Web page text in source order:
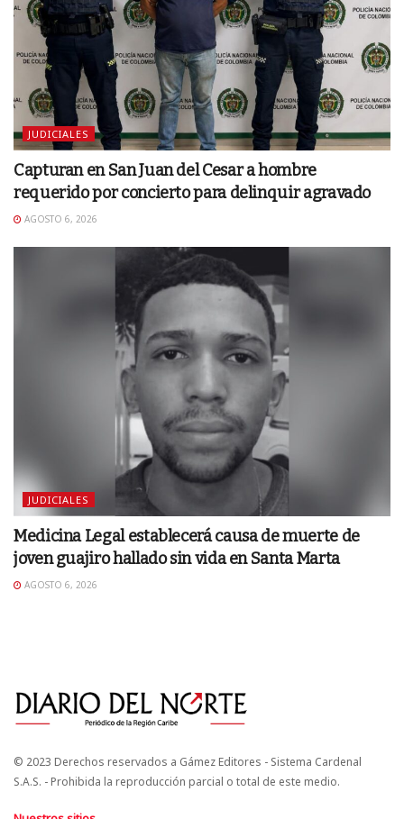
JUDICIALES
Capturan en San Juan del Cesar a hombre
requerido por concierto para delinquir agravado
AGOSTO 6, 2026
JUDICIALES
Medicina Legal establecerá causa de muerte de
joven guajiro hallado sin vida en Santa Marta
AGOSTO 6, 2026
© 2023 Derechos reservados a Gámez Editores - Sistema Cardenal
S.A.S. - Prohibida la reproducción parcial o total de este medio.